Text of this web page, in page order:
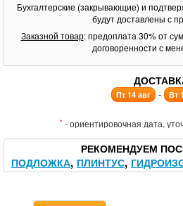
Бухгалтерские (закрывающие) и
будут доставлены с
Заказной товар: предоплата 30% от
договоренности с
Пт 14 авг - Вт
* - ориентировочная дата,
РЕКОМЕНДУЕМ
ПОДЛОЖКА ПЛИНТУС